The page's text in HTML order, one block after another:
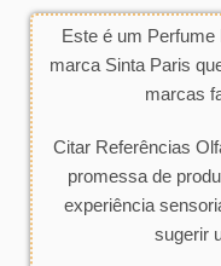
Este é um Perfume
marca Sinta Paris
marcas
Citar Referências
promessa de
experiência
sugerir